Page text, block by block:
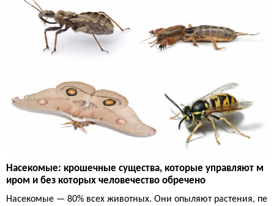
Насекомые: крошечные существа, которые управляют м
иром и без которых человечество обречено
Насекомые — 80% всех животных. Они опыляют растения, пе